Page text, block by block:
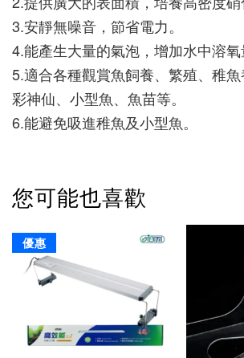
3.安靜無噪音，節省電力。
4.能產生大量的氣泡，增加水中溶氧
5.適合各種觀賞魚飼養、繁殖、稚
彩神仙、小型魚、魚苗等。
6.能避免吸進稚魚及小型魚。
您可能也喜歡
優惠